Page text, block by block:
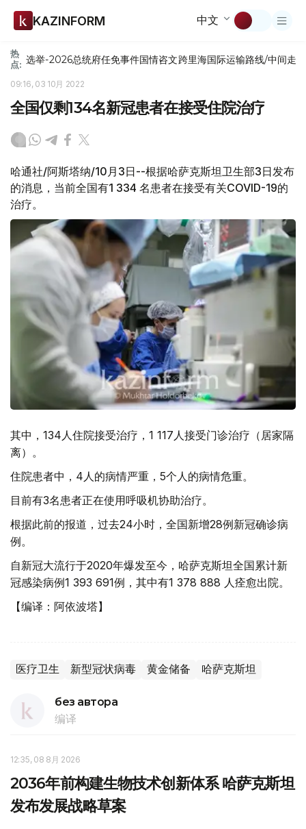
KAZINFORM 中文
热
点: 选举-2026总统府任免事件国情咨文跨里海国际运输路线/中间走廊
09:16, 03 10月 2022
全国仅剩134名新冠患者在接受住院治疗
哈通社/阿斯塔纳/10月3日--根据哈萨克斯坦卫生部3日发布
的消息，当前全国有1 334 名患者在接受有关COVID-19的
治疗。
其中，134人住院接受治疗，1 117人接受门诊治疗（居家隔
离）。
住院患者中，4人的病情严重，5个人的病情危重。
目前有3名患者正在使用呼吸机协助治疗。
根据此前的报道，过去24小时，全国新增28例新冠确诊病
例。
自新冠大流行于2020年爆发至今，哈萨克斯坦全国累计新
冠感染病例1 393 691例，其中有1 378 888 人痊愈出院。
【编译：阿依波塔】
医疗卫生 新型冠状病毒 黄金储备 哈萨克斯坦
без автора
编译
12:35, 08 8月 2026
2036年前构建生物技术创新体系 哈萨克斯坦
发布发展战略草案